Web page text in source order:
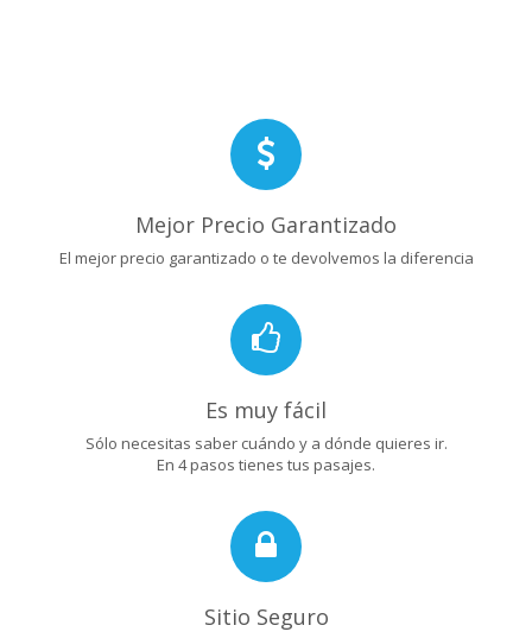
Mejor Precio Garantizado
El mejor precio garantizado o te devolvemos la diferencia
Es muy fácil
Sólo necesitas saber cuándo y a dónde quieres ir.
En 4 pasos tienes tus pasajes.
Sitio Seguro